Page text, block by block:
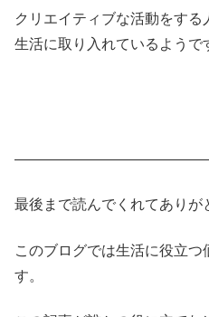
クリエイティブな活動をす
生活に取り入れているようで
最後まで読んでくれてありが
このブログでは生活に役立つ
す。